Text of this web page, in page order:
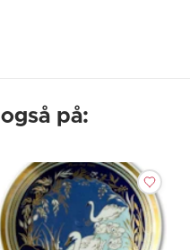
på: